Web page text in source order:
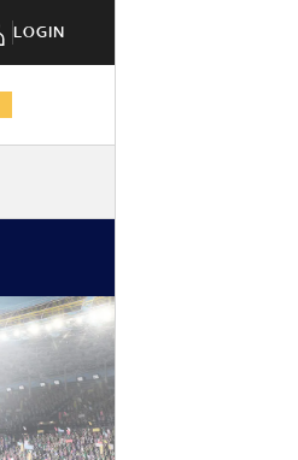
LOGIN